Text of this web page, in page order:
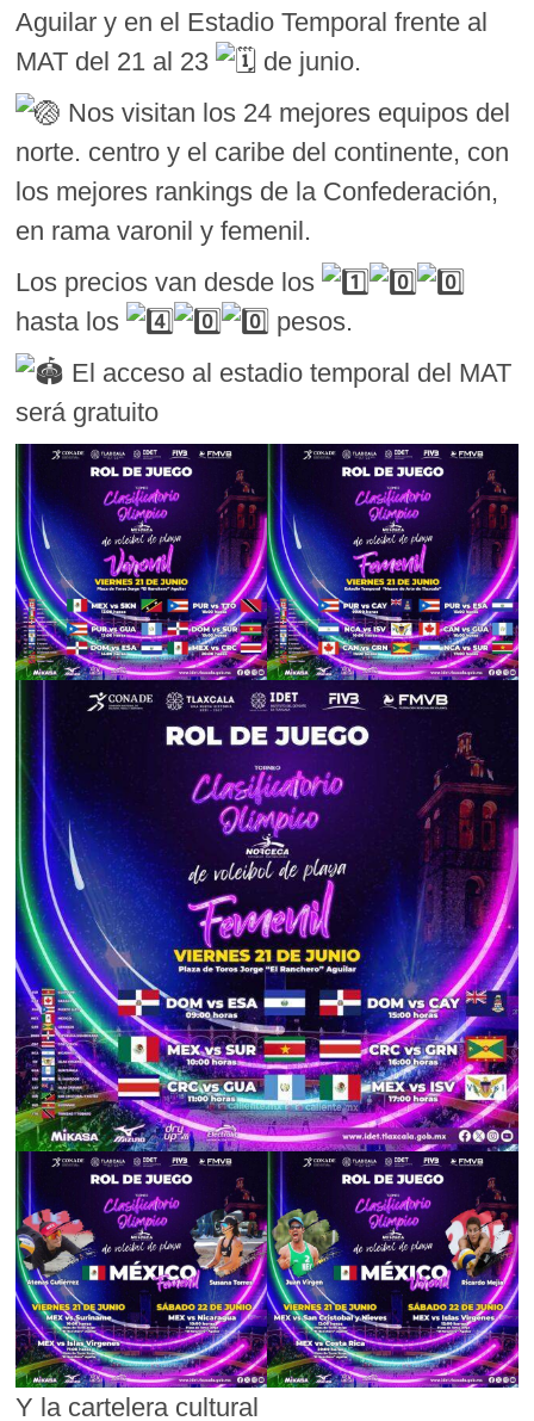
Aguilar y en el Estadio Temporal frente al
MAT del 21 al 23
de junio.
Nos visitan los 24 mejores equipos del
norte. centro y el caribe del continente, con
los mejores rankings de la Confederación,
en rama varonil y femenil.
Los precios van desde los
hasta los
pesos.
El acceso al estadio temporal del MAT
será gratuito
Y la cartelera cultural